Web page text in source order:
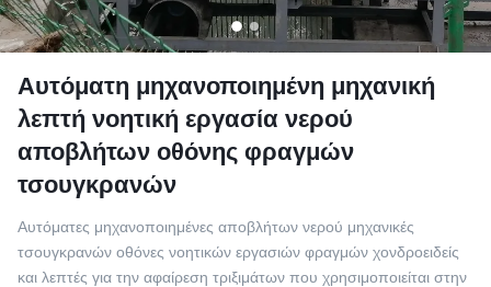
Αυτόματη μηχανοποιημένη μηχανική
λεπτή νοητική εργασία νερού
αποβλήτων οθόνης φραγμών
τσουγκρανών
Αυτόματες μηχανοποιημένες αποβλήτων νερού μηχανικές
τσουγκρανών οθόνες νοητικών εργασιών φραγμών χονδροειδείς
και λεπτές για την αφαίρεση τριξιμάτων που χρησιμοποιείται στην